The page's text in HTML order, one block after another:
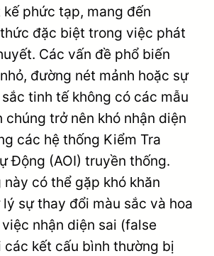
phức tạp, mang đến
đặc biệt trong việc phát
Các vấn đề phổ biến
đường nét mảnh hoặc sự
tinh tế không có các mẫu
chúng trở nên khó nhận diện
các hệ thống Kiểm Tra
Động (AOI) truyền thống.
này có thể gặp khó khăn
sự thay đổi màu sắc và hoa
nhận diện sai (false
các kết cấu bình thường bị